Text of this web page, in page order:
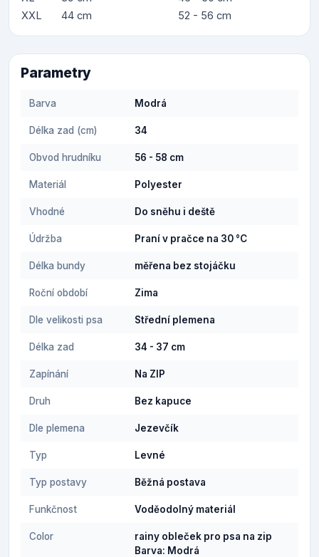
XXL
44 cm 52 - 56 cm
Parametry
Barva Modrá
Délka zad (cm) 34
Obvod hrudníku 56 - 58 cm
Materiál Polyester
Vhodné Do sněhu i deště
Údržba Praní v pračce na 30 °C
Délka bundy měřena bez stojáčku
Roční období Zima
Dle velikosti psa Střední plemena
Délka zad 34 - 37 cm
Zapínání Na ZIP
Druh Bez kapuce
Dle plemena Jezevčík
Typ Levné
Typ postavy Běžná postava
Funkčnost Voděodolný materiál
Color
rainy obleček pro psa na zip
Barva: Modrá